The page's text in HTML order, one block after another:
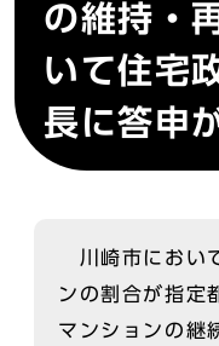
の維持・
いて住宅
長に答申
川崎市におい
ンの割合が指定
マンションの継